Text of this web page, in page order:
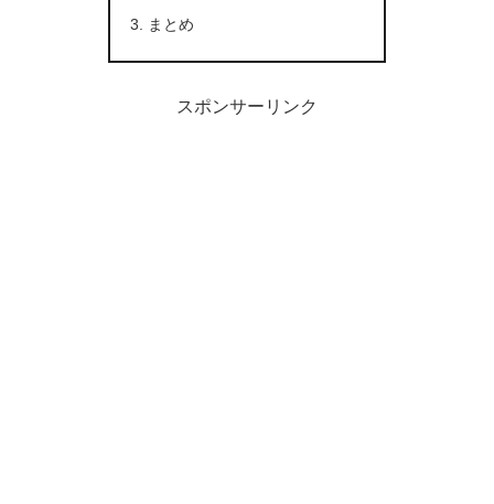
まとめ
スポンサーリンク